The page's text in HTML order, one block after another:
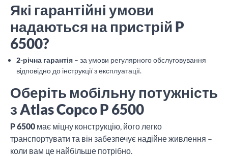
Які гарантійні умови
надаються на пристрій P
6500?
2-річна гарантія – за умови регулярного обслуговування
відповідно до інструкції з експлуатації.
Оберіть мобільну потужність
з Atlas Copco P 6500
P 6500 має міцну конструкцію, його легко
транспортувати та він забезпечує надійне живлення –
коли вам це найбільше потрібно.